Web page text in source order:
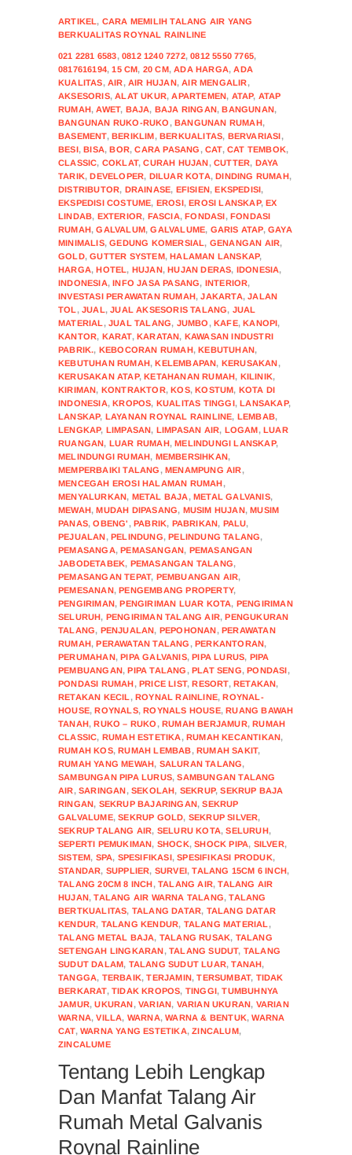
ARTIKEL, CARA MEMILIH TALANG AIR YANG
BERKUALITAS ROYNAL RAINLINE
021 2281 6583,0812 1240 7272,0812 5550 7765,
0817616194,15 CM, 20 CM,ADA HARGA,ADA
KUALITAS,AIR,AIR HUJAN,AIR MENGALIR,
AKSESORIS,ALAT UKUR,APARTEMEN, ATAP, ATAP
RUMAH,AWET, BAJA, BAJA RINGAN,BANGUNAN,
BANGUNAN RUKO-RUKO ,BANGUNAN RUMAH,
BASEMENT,BERIKLIM,BERKUALITAS, BERVARIASI,
BESI,BISA,BOR,CARA PASANG ,CAT,CAT TEMBOK,
CLASSIC, COKLAT,CURAH HUJAN,CUTTER, DAYA
TARIK,DEVELOPER, DILUAR KOTA,DINDING RUMAH,
DISTRIBUTOR, DRAINASE, EFISIEN,EKSPEDISI,
EKSPEDISI COSTUME, EROSI,EROSI LANSKAP,EX
LINDAB, EXTERIOR, FASCIA,FONDASI,FONDASI
RUMAH,GALVALUM,GALVALUME, GARIS ATAP,GAYA
MINIMALIS,GEDUNG KOMERSIAL, GENANGAN AIR,
GOLD,GUTTER SYSTEM,HALAMAN LANSKAP,
HARGA,HOTEL, HUJAN,HUJAN DERAS, IDONESIA,
INDONESIA,INFO JASA PASANG, INTERIOR,
INVESTASI PERAWATAN RUMAH,JAKARTA,JALAN
TOL ,JUAL,JUAL AKSESORIS TALANG, JUAL
MATERIAL ,JUAL TALANG, JUMBO ,KAFE,KANOPI,
KANTOR, KARAT,KARATAN, KAWASAN INDUSTRI
PABRIK., KEBOCORAN RUMAH,KEBUTUHAN,
KEBUTUHAN RUMAH,KELEMBAPAN, KERUSAKAN,
KERUSAKAN ATAP,KETAHANAN RUMAH, KILINIK,
KIRIMAN, KONTRAKTOR,KOS,KOSTUM, KOTA DI
INDONESIA,KROPOS, KUALITAS TINGGI,LANSAKAP,
LANSKAP, LAYANAN ROYNAL RAINLINE, LEMBAB,
LENGKAP, LIMPASAN, LIMPASAN AIR, LOGAM,LUAR
RUANGAN, LUAR RUMAH,MELINDUNGI LANSKAP,
MELINDUNGI RUMAH, MEMBERSIHKAN,
MEMPERBAIKI TALANG ,MENAMPUNG AIR,
MENCEGAH EROSI HALAMAN RUMAH,
MENYALURKAN, METAL BAJA,METAL GALVANIS,
MEWAH,MUDAH DIPASANG, MUSIM HUJAN,MUSIM
PANAS,OBENG' ,PABRIK, PABRIKAN, PALU,
PEJUALAN,PELINDUNG,PELINDUNG TALANG,
PEMASANGA,PEMASANGAN, PEMASANGAN
JABODETABEK, PEMASANGAN TALANG,
PEMASANGAN TEPAT, PEMBUANGAN AIR,
PEMESANAN,PENGEMBANG PROPERTY,
PENGIRIMAN,PENGIRIMAN LUAR KOTA, PENGIRIMAN
SELURUH, PENGIRIMAN TALANG AIR,PENGUKURAN
TALANG, PENJUALAN, PEPOHONAN,PERAWATAN
RUMAH,PERAWATAN TALANG ,PERKANTORAN,
PERUMAHAN,PIPA GALVANIS,PIPA LURUS, PIPA
PEMBUANGAN,PIPA TALANG ,PLAT SENG,PONDASI,
PONDASI RUMAH,PRICE LIST,RESORT,RETAKAN,
RETAKAN KECIL ,ROYNAL RAINLINE,ROYNAL-
HOUSE,ROYNALS,ROYNALS HOUSE,RUANG BAWAH
TANAH,RUKO – RUKO ,RUMAH BERJAMUR,RUMAH
CLASSIC, RUMAH ESTETIKA,RUMAH KECANTIKAN,
RUMAH KOS,RUMAH LEMBAB,RUMAH SAKIT,
RUMAH YANG MEWAH, SALURAN TALANG,
SAMBUNGAN PIPA LURUS,SAMBUNGAN TALANG
AIR,SARINGAN,SEKOLAH, SEKRUP,SEKRUP BAJA
RINGAN, SEKRUP BAJARINGAN,SEKRUP
GALVALUME,SEKRUP GOLD, SEKRUP SILVER,
SEKRUP TALANG AIR, SELURU KOTA,SELURUH,
SEPERTI PEMUKIMAN, SHOCK,SHOCK PIPA, SILVER,
SISTEM, SPA, SPESIFIKASI,SPESIFIKASI PRODUK,
STANDAR, SUPPLIER, SURVEI,TALANG 15CM 6 INCH,
TALANG 20CM 8 INCH,TALANG AIR,TALANG AIR
HUJAN,TALANG AIR WARNA TALANG,TALANG
BERTKUALITAS, TALANG DATAR, TALANG DATAR
KENDUR, TALANG KENDUR, TALANG MATERIAL ,
TALANG METAL BAJA, TALANG RUSAK, TALANG
SETENGAH LINGKARAN,TALANG SUDUT, TALANG
SUDUT DALAM, TALANG SUDUT LUAR,TANAH,
TANGGA, TERBAIK,TERJAMIN,TERSUMBAT, TIDAK
BERKARAT,TIDAK KROPOS, TINGGI,TUMBUHNYA
JAMUR,UKURAN,VARIAN, VARIAN UKURAN, VARIAN
WARNA,VILLA, WARNA,WARNA & BENTUK,WARNA
CAT,WARNA YANG ESTETIKA,ZINCALUM,
ZINCALUME
Tentang Lebih Lengkap
Dan Manfat Talang Air
Rumah Metal Galvanis
Roynal Rainline